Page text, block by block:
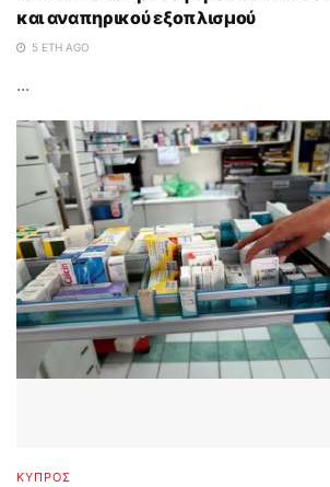
και αναπηρικού εξοπλισμού
5 ΈΤΗ AGO
...
ΚΥΠΡΟΣ